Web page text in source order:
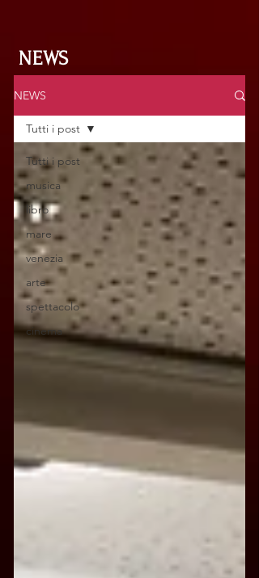
NEWS
NEWS
Tutti i post
musica
libro
mare
venezia
arte
spettacolo
cinema
Tutti i post